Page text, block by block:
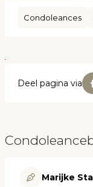
Condoleances
Deel pagina via
Marijke